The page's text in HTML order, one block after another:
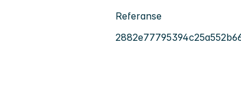
Referanse